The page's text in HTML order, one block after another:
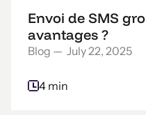
Envoi de SMS
avantages ?
Blog — July 22, 2025
4 min